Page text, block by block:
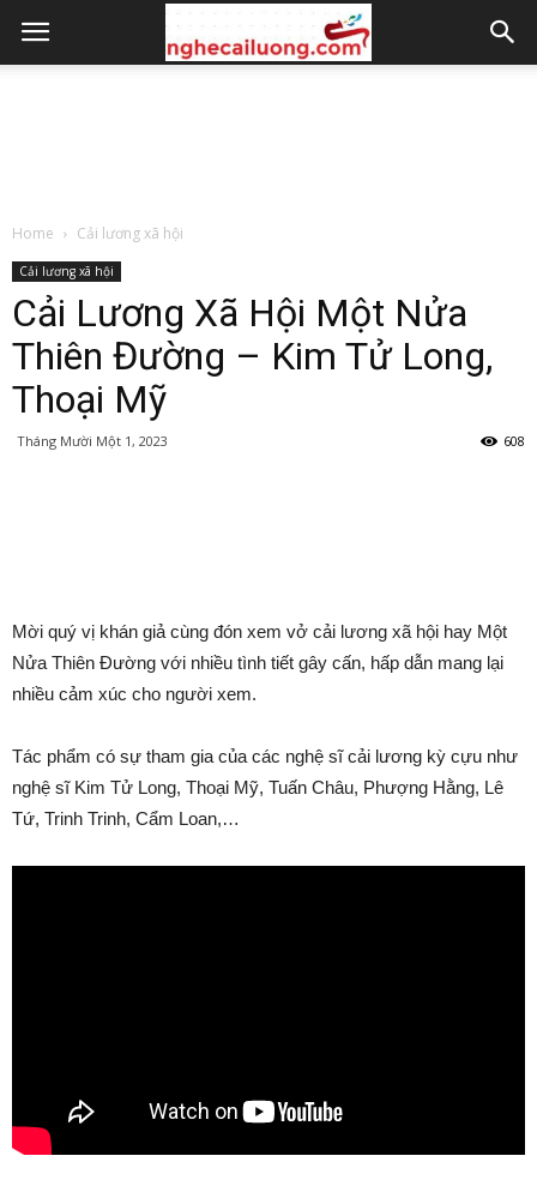
Home Cải lương xã hội
Cải lương xã hội
Cải Lương Xã Hội Một Nửa
Thiên Đường – Kim Tử Long,
Thoại Mỹ
Tháng Mười Một 1, 2023 608
Mời quý vị khán giả cùng đón xem vở cải lương xã hội hay Một
Nửa Thiên Đường với nhiều tình tiết gây cấn, hấp dẫn mang lại
nhiều cảm xúc cho người xem.
Tác phẩm có sự tham gia của các nghệ sĩ cải lương kỳ cựu như
nghệ sĩ Kim Tử Long, Thoại Mỹ, Tuấn Châu, Phượng Hằng, Lê
Tứ, Trinh Trinh, Cẩm Loan,…